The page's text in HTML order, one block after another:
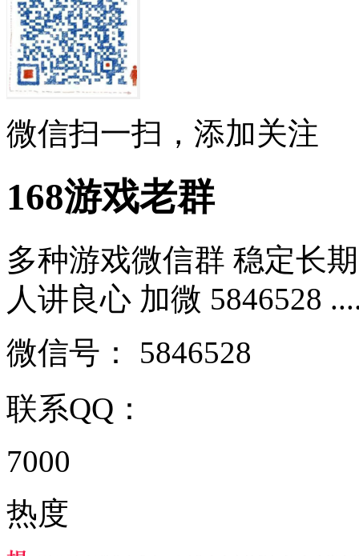
微信扫一扫，添加关注
168游戏老群
多种游戏微信群 稳定长
人讲良心 加微 5846528
微信号： 5846528
联系QQ：
7000
热度